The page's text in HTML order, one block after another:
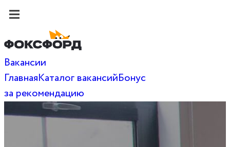
Вакансии
ГлавнаяКаталог вакансийБонус
за рекомендацию